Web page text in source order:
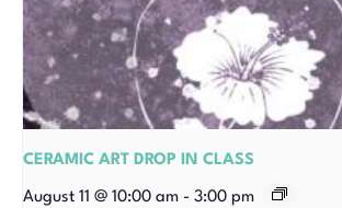
CERAMIC ART DROP IN CLASS
August 11 @ 10:00 am - 3:00 pm